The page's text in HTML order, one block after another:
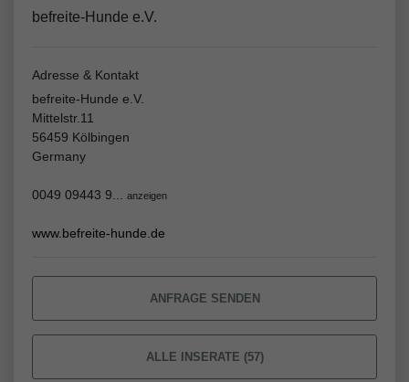
befreite-Hunde e.V.
Adresse & Kontakt
befreite-Hunde e.V.
Mittelstr.11
56459 Kölbingen
Germany
0049 09443 9... anzeigen
www.befreite-hunde.de
ANFRAGE SENDEN
ALLE INSERATE (57)